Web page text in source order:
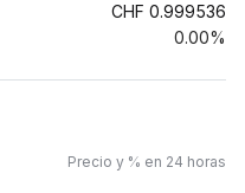
CHF 0.999536
0.00%
Precio y % en 24 horas